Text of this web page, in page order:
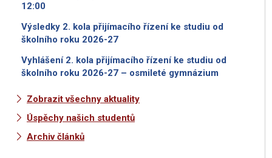
12:00
Výsledky 2. kola přijímacího řízení ke studiu od
školního roku 2026-27
Vyhlášení 2. kola přijímacího řízení ke studiu od
školního roku 2026-27 – osmileté gymnázium
Zobrazit všechny aktuality
Úspěchy našich studentů
Archiv článků